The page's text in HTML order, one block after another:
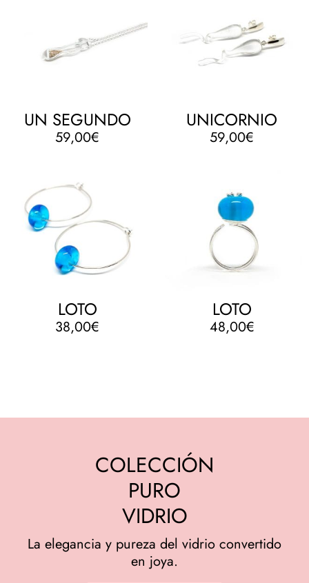
UN SEGUNDO
59,00€
UNICORNIO
59,00€
LOTO
38,00€
LOTO
48,00€
COLECCIÓN
PURO
VIDRIO
La elegancia y pureza del vidrio convertido
en joya.